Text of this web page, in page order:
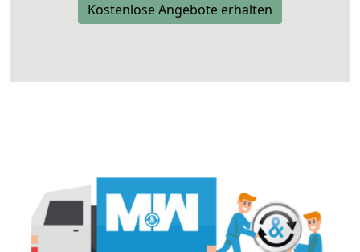
Kostenlose Angebote erhalten